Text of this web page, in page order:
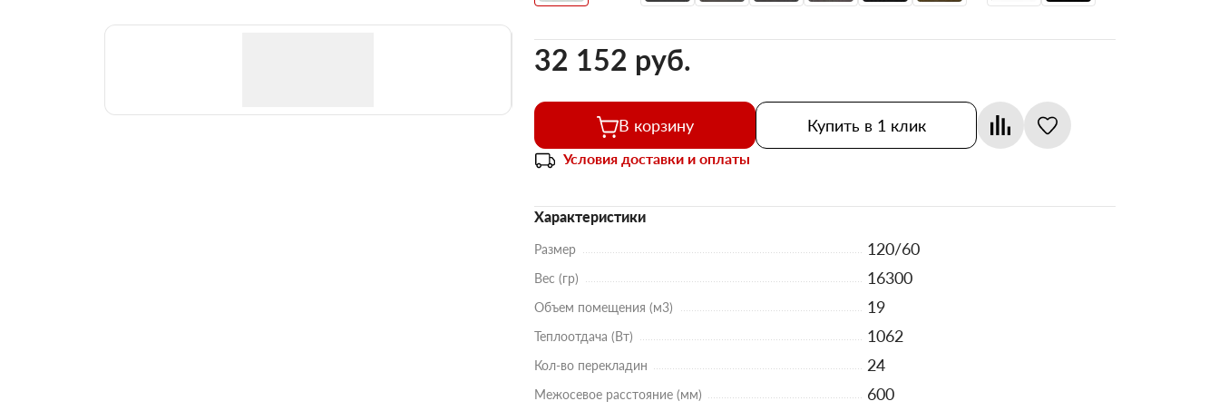
32 152 pуб.
В корзину Купить в 1 клик
Условия доставки и оплаты
Характеристики
Размер 120/60
Вес (гр) 16300
Объем помещения (м3) 19
Теплоотдача (Вт) 1062
Кол-во перекладин 24
Межосевое расстояние (мм) 600